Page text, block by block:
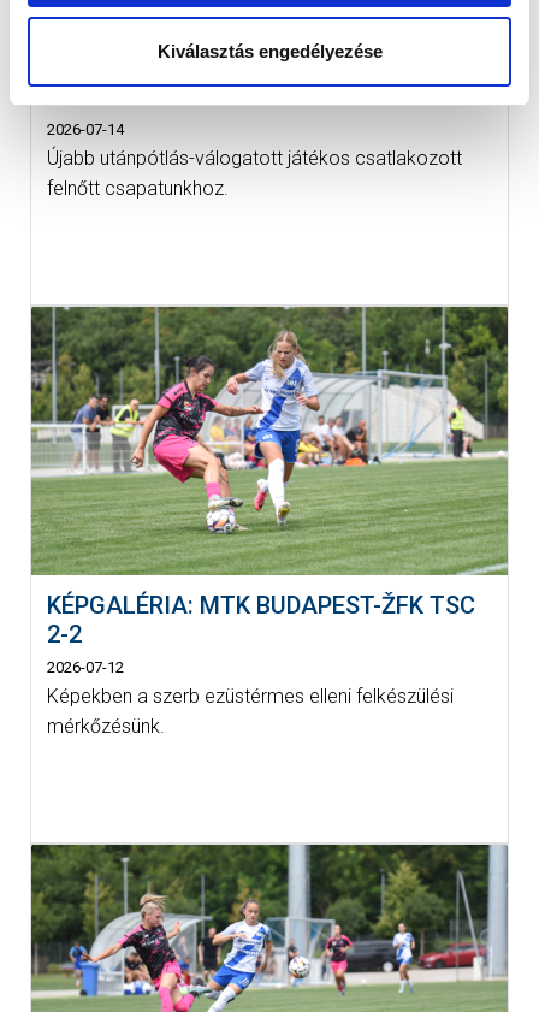
Kiválasztás engedélyezése
HORVÁTH PETRA LYONBÓL TÉRT
VISSZA AZ MTK-HOZ
2026-07-14
Újabb utánpótlás-válogatott játékos csatlakozott
felnőtt csapatunkhoz.
KÉPGALÉRIA: MTK BUDAPEST-ŽFK TSC
2-2
2026-07-12
Képekben a szerb ezüstérmes elleni felkészülési
mérkőzésünk.